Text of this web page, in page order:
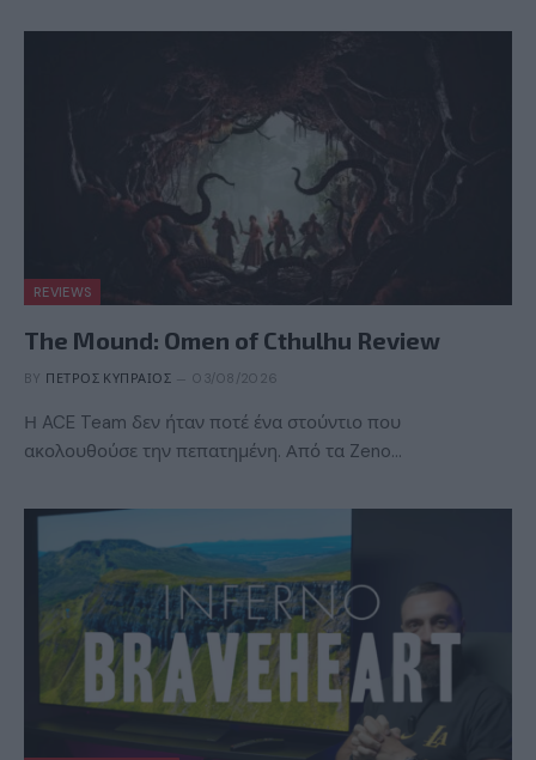
REVIEWS
The Mound: Omen of Cthulhu Review
BY ΠΈΤΡΟΣ ΚΥΠΡΑΊΟΣ 03/08/2026
Η ACE Team δεν ήταν ποτέ ένα στούντιο που
ακολουθούσε την πεπατημένη. Από τα Zeno…